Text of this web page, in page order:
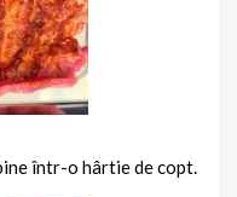
într-o hârtie de copt.